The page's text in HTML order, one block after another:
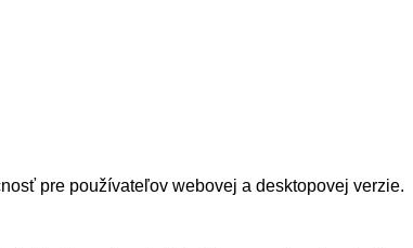
pre používateľov webovej a desktopovej verzie.